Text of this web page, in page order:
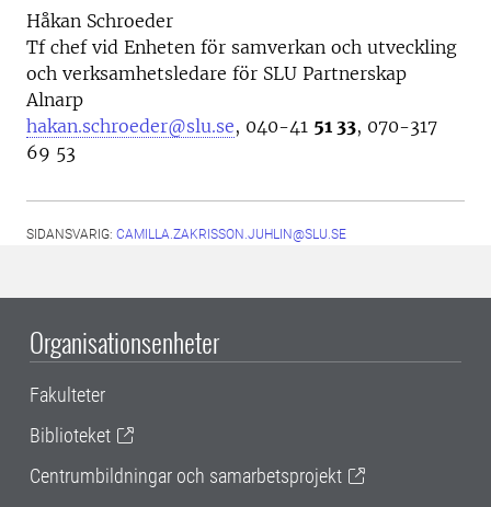
Håkan Schroeder
Tf chef vid Enheten för samverkan och utveckling
och verksamhetsledare för SLU Partnerskap
Alnarp
hakan.schroeder@slu.se, 040-41 51 33, 070-317
69 53
SIDANSVARIG: CAMILLA.ZAKRISSON.JUHLIN@SLU.SE
Organisationsenheter
Fakulteter
Biblioteket
Centrumbildningar och samarbetsprojekt